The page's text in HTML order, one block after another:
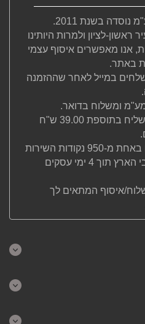
בשנת 2011.
לציון ולמרות היותינו
אנו מאפשרים איסוף עצמי
באתר.
במייל לאחר שההזמנה
ומשלוח בדואר.
ניתן לקבל משלוחים עם שליח בתוספת 39.00 ש"ח
ניתן לאסוף משלוחים גם באחת מ-950 נקודות השירות
של צ'יטה שופס בכל רחבי הארץ תוך 4 ימי עסקים
איסוף המתאים לך